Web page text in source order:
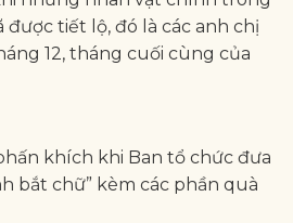
được tiết lộ, đó là các anh chị
12, tháng cuối cùng của
khích khi Ban tổ chức đưa
bắt chữ” kèm các phần quà